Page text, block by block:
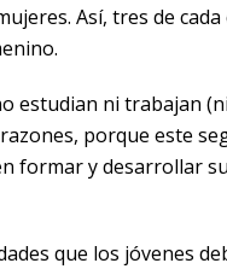
Así, tres de
estudian ni trabajan
porque este
formar y desarrollar
que los jóvenes